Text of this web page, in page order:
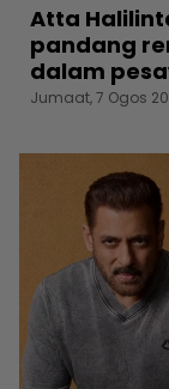
Atta
pandang
dalam
Jumaat, 7 Ogos